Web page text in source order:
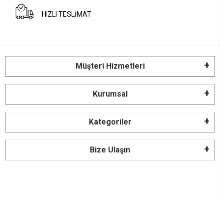
HIZLI TESLİMAT
Müşteri Hizmetleri
Kurumsal
Kategoriler
Bize Ulaşın